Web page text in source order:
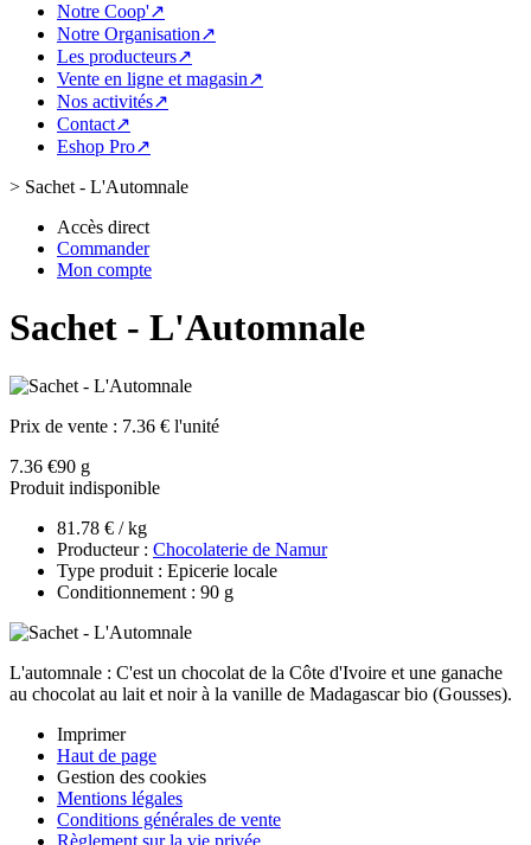
Notre Coop'↗
Notre Organisation↗
Les producteurs↗
Vente en ligne et magasin↗
Nos activités↗
Contact↗
Eshop Pro↗
> Sachet - L'Automnale
Accès direct
Commander
Mon compte
Sachet - L'Automnale
Prix de vente : 7.36 € l'unité
7.36 €90 g
Produit indisponible
81.78 € / kg
Producteur : Chocolaterie de Namur
Type produit : Epicerie locale
Conditionnement : 90 g
L'automnale : C'est un chocolat de la Côte d'Ivoire et une ganache
au chocolat au lait et noir à la vanille de Madagascar bio (Gousses).
Imprimer
Haut de page
Gestion des cookies
Mentions légales
Conditions générales de vente
Règlement sur la vie privée